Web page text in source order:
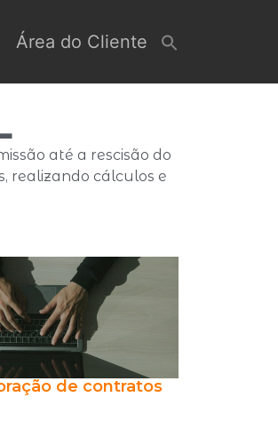
Área do Cliente
até a rescisão do
realizando cálculos e
de contratos